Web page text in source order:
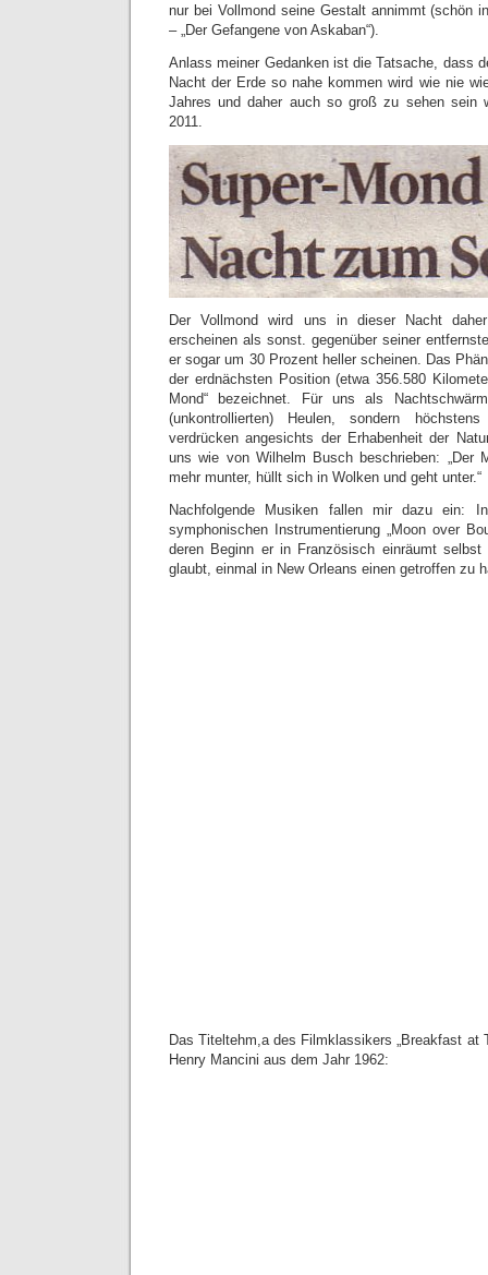
nur bei Vollmond seine Gestalt annimmt (schön
– „Der Gefangene von Askaban“).
Anlass meiner Gedanken ist die Tatsache, dass
Nacht der Erde so nahe kommen wird wie nie
Jahres und daher auch so groß zu sehen sein
2011.
Der Vollmond wird uns in dieser Nacht
erscheinen als sonst. gegenüber seiner
er sogar um 30 Prozent heller scheinen. Das
der erdnächsten Position (etwa 356.580
Mond“ bezeichnet. Für uns als
(unkontrollierten) Heulen, sondern
verdrücken angesichts der Erhabenheit der
uns wie von Wilhelm Busch beschrieben: „Der
mehr munter, hüllt sich in Wolken und geht unter.“
Nachfolgende Musiken fallen mir dazu ein: In
symphonischen Instrumentierung „Moon over
deren Beginn er in Französisch einräumt
glaubt, einmal in New Orleans einen getroffen zu
Das Titeltehm,a des Filmklassikers „Breakfast at
Henry Mancini aus dem Jahr 1962: